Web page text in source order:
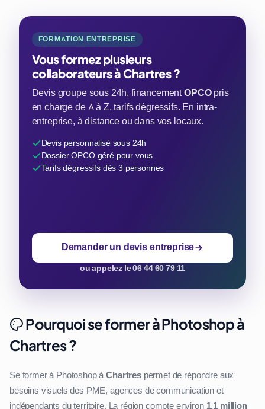
FORMATION ENTREPRISE
Vous formez plusieurs
collaborateurs à Chartres ?
Devis groupe sous 24h, financementOPCOpris
en charge de A à Z, tarifs dégressifs. En intra-
entreprise, à distance ou dans vos locaux.
Devis personnalisé sous 24h
Dossier OPCO géré pour vous
Tarifs dégressifs dès 3 personnes
Demander un devis entreprise
ou appelez le 06 44 60 79 11
Pourquoi se former à Photoshop à
Chartres ?
Se former à Photoshop àChartrespermet de répondre aux
besoins visuels des PME, agences de communication et
indépendants du territoire. La région compte environ 1,1 million